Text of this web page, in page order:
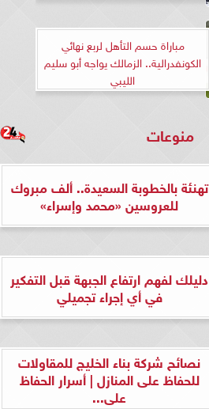
مباراة حسم التأهل لربع نهائي
الكونفدرالية.. الزمالك يواجه أبو سليم
الليبي
منوعات
تهنئة بالخطوبة السعيدة.. ألف مبروك
للعروسين «محمد وإسراء»
دليلك لفهم ارتفاع الجبهة قبل التفكير
في أي إجراء تجميلي
نصائح شركة بناء الخليج للمقاولات
للحفاظ على المنازل | أسرار الحفاظ
على...